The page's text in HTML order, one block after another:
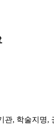
관, 학술지명,